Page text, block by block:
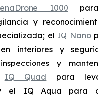
1000
y
el IQ Nano
interiores y
y
IQ Quad para
el IQ Aqua para